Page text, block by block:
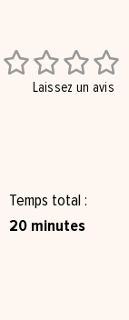

Laissez un avis
Temps total
20 minutes